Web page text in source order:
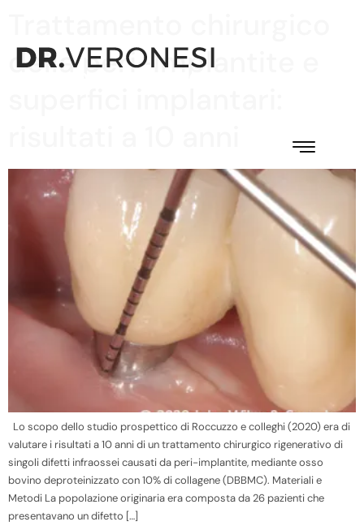
della peri-implantite e
Lo scopo dello studio prospettico di Roccuzzo e colleghi (2020) era di
valutare i risultati a 10 anni di un trattamento chirurgico rigenerativo di
singoli difetti infraossei causati da peri-implantite, mediante osso
bovino deproteinizzato con 10% di collagene (DBBMC). Materiali e
Metodi La popolazione originaria era composta da 26 pazienti che
presentavano un difetto […]